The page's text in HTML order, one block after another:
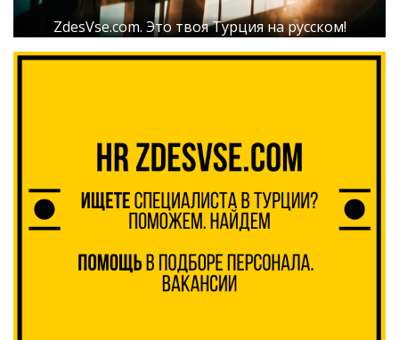
ZdesVse.com. Это твоя Турция на русском!